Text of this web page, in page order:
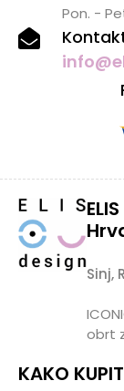
Pon. -
Sinj,
obrt
KAKO